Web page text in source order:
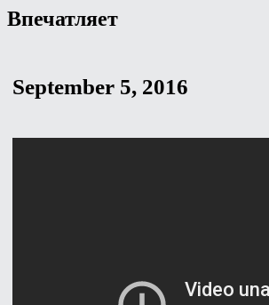
Впечатляет
September 5, 2016